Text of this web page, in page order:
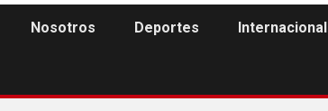
Nosotros Deportes Internacional